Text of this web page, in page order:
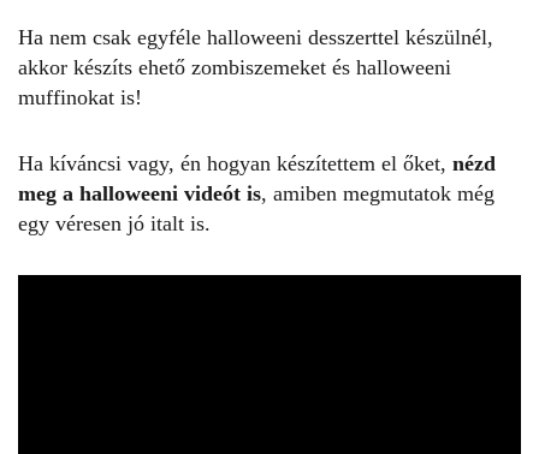
Ha nem csak egyféle halloweeni desszerttel készülnél,
akkor készíts ehető zombiszemeket és halloweeni
muffinokat is!
Ha kíváncsi vagy, én hogyan készítettem el őket, nézd
meg a halloweeni videót is, amiben megmutatok még
egy véresen jó italt is.